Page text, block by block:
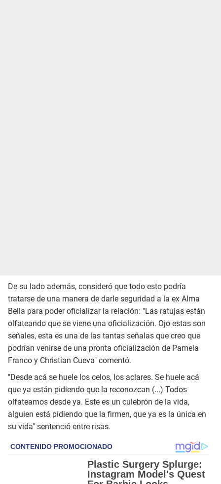
De su lado además, consideró que todo esto podría
tratarse de una manera de darle seguridad a la ex Alma
Bella para poder oficializar la relación: "Las ratujas están
olfateando que se viene una oficialización. Ojo estas son
señales, esta es una de las tantas señalas que creo que
podrían venirse de una pronta oficialización de Pamela
Franco y Christian Cueva" comentó.
"Desde acá se huele los celos, los aclares. Se huele acá
que ya están pidiendo que la reconozcan (...) Todos
olfateamos desde ya. Este es un culebrón de la vida,
alguien está pidiendo que la firmen, que ya es la única en
su vida" sentenció entre risas.